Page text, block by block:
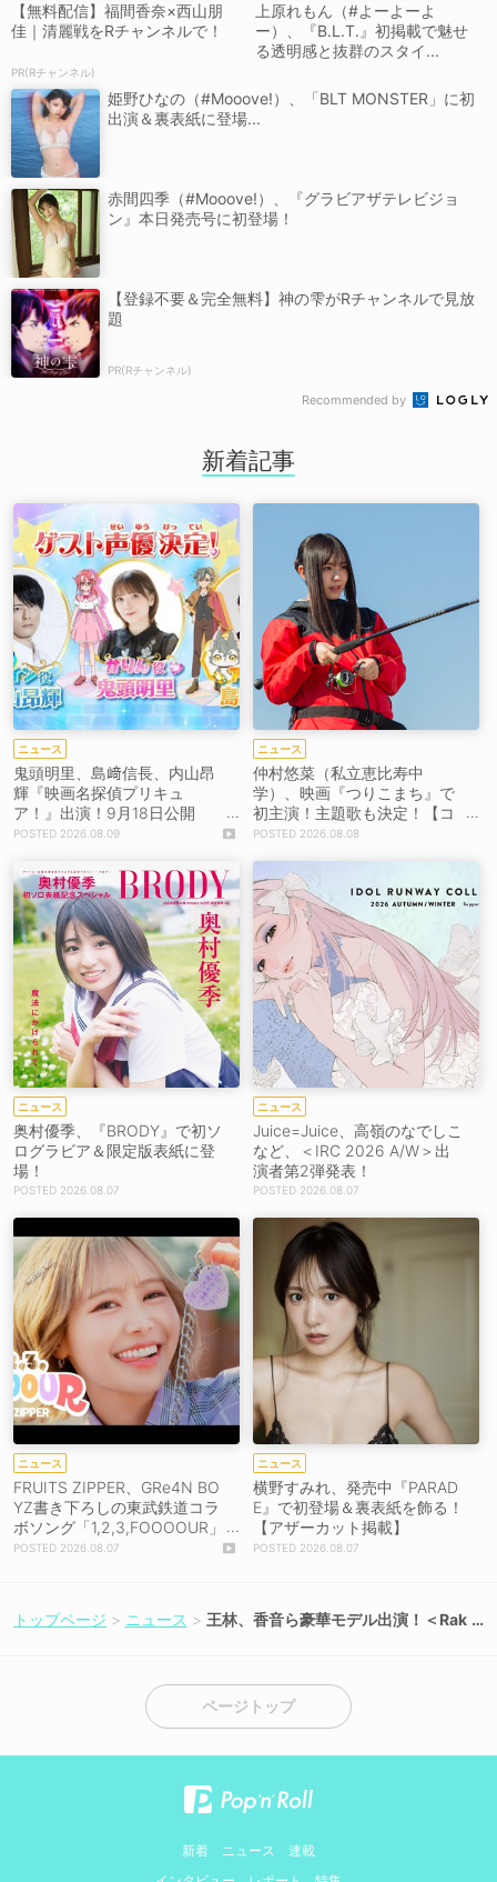
【無料配信】福間香奈×西山朋
佳｜清麗戦をRチャンネルで！
PR(Rチャンネル)
上原れもん（#よーよーよ
ー）、『B.L.T.』初掲載で魅せ
る透明感と抜群のスタイ...
姫野ひなの（#Mooove!）、「BLT MONSTER」に初
出演＆裏表紙に登場...
赤間四季（#Mooove!）、『グラビアザテレビジョ
ン』本日発売号に初登場！
【登録不要＆完全無料】神の雫がRチャンネルで見放
題
PR(Rチャンネル)
Recommended by
新着記事
ニュース
鬼頭明里、島﨑信長、内山昂
輝『映画名探偵プリキュ
ア！』出演！9月18日公開
【コメントあり】
2026.08.09
ニュース
仲村悠菜（私立恵比寿中
学）、映画『つりこまち』で
初主演！主題歌も決定！【コ
メントあり】
2026.08.08
ニュース
奥村優季、『BRODY』で初ソ
ログラビア＆限定版表紙に登
場！
2026.08.07
ニュース
Juice=Juice、高嶺のなでしこ
など、＜IRC 2026 A/W＞出
演者第2弾発表！
2026.08.07
ニュース
FRUITS ZIPPER、GRe4N BO
YZ書き下ろしの東武鉄道コラ
ボソング「1,2,3,FOOOOUR」
をリリース＆MV公開！
2026.08.07
ニュース
横野すみれ、発売中『PARAD
E』で初登場＆裏表紙を飾る！
【アザーカット掲載】
2026.08.07
トップページ ニュース
王林、香音ら豪華モデル出演！＜Rak
ページトップ
新着 ニュース
連載